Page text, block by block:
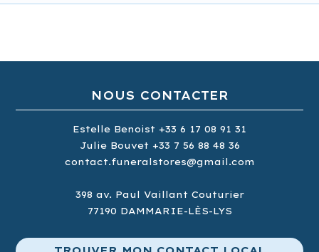
GLASS MAPLE
WHITE
SWEET DOVE
REF. 30781 / ALUMINIUM
NOUS CONTACTER
Estelle Benoist +33 6 17 08 91 31
Julie Bouvet +33 7 56 88 48 36
contact.funeralstores@gmail.com
398 av. Paul Vaillant Couturier
77190 DAMMARIE-LÈS-LYS